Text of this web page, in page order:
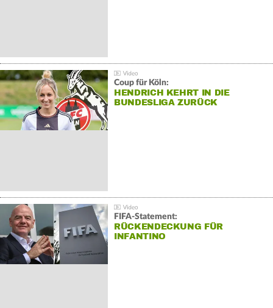
Coup für Köln:
HENDRICH KEHRT IN DIE
BUNDESLIGA ZURÜCK
FIFA-Statement:
RÜCKENDECKUNG FÜR
INFANTINO